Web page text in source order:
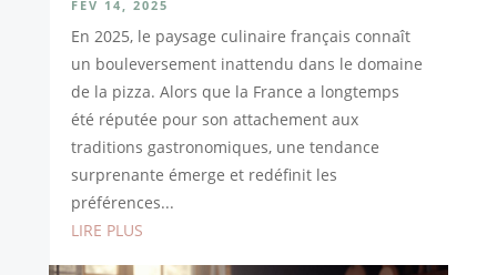
FÉV 14, 2025
En 2025, le paysage culinaire français connaît
un bouleversement inattendu dans le domaine
de la pizza. Alors que la France a longtemps
été réputée pour son attachement aux
traditions gastronomiques, une tendance
surprenante émerge et redéfinit les
préférences...
LIRE PLUS